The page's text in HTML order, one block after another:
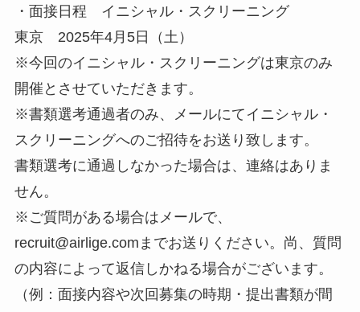
・面接日程 イニシャル・スクリーニング
東京 2025年4月5日（土）
※今回のイニシャル・スクリーニングは東京のみ
開催とさせていただきます。
※書類選考通過者のみ、メールにてイニシャル・
スクリーニングへのご招待をお送り致します。
書類選考に通過しなかった場合は、連絡はありま
せん。
※ご質問がある場合はメールで、
recruit@airlige.comまでお送りください。尚、質問
の内容によって返信しかねる場合がございます。
（例：面接内容や次回募集の時期・提出書類が間